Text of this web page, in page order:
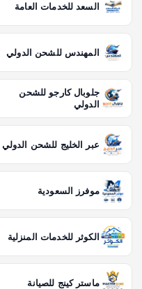
السعد للخدمات العامة
المهندس للشحن الدولي
جلوبال كارجو للشحن
الدولي
عبر الخليج للشحن الدولي
موفرز السعودية
الكوثر للخدمات المنزلية
ماستر كينج للصيانة